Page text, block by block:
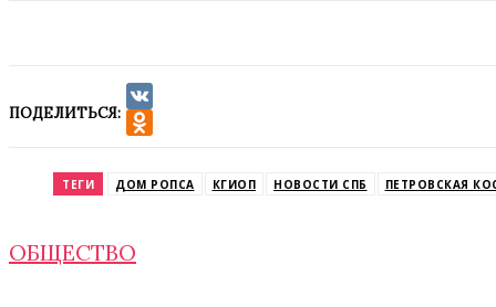
ПОДЕЛИТЬСЯ:
VK
ТЕГИ ДОМ РОПСА КГИОП НОВОСТИ СПБ ПЕТРОВСКАЯ
ОБЩЕСТВО